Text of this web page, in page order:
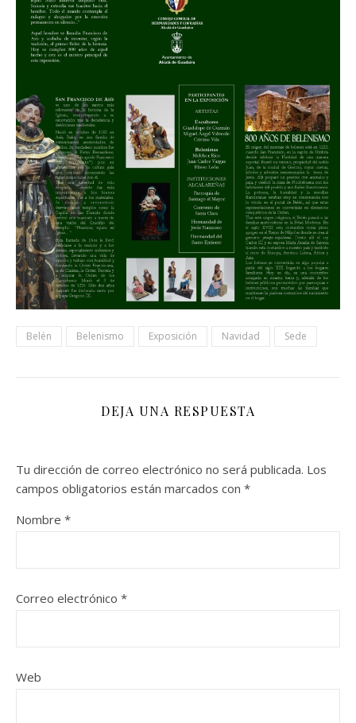
Belén Belenismo Exposición Navidad Sede
DEJA UNA RESPUESTA
Tu dirección de correo electrónico no será publicada. Los
campos obligatorios están marcados con *
Nombre *
Correo electrónico *
Web